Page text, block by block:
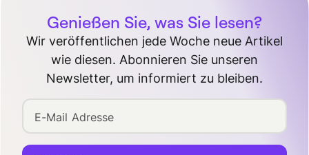
Genießen Sie, was Sie lesen?
Wir veröffentlichen jede Woche neue Artikel
wie diesen. Abonnieren Sie unseren
Newsletter, um informiert zu bleiben.
E-Mail Adresse